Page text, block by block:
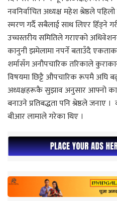
नवनिर्वाचित अध्यक्ष महेश श्रेष्ठले
स्मरण गर्दै सबैलाई साथ लिएर हिँड्ने
उच्चस्तरीय समितिले गराएको
कानुनी झमेलामा नपर्ने बताउँदै
शर्मासँग अनौपचारिक तरिकाले
विषयमा छिट्टै औपचारिक रूपमै अघि
अध्यक्षहरूकै सुझाव अनुसार आफ्नो
बनाउने प्रतिबद्धता पनि श्रेष्ठले
बीआर लामाले गरेका थिए ।